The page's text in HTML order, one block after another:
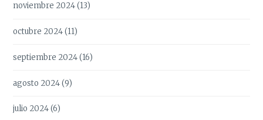
noviembre 2024(13)
octubre 2024(11)
septiembre 2024(16)
agosto 2024(9)
julio 2024(6)